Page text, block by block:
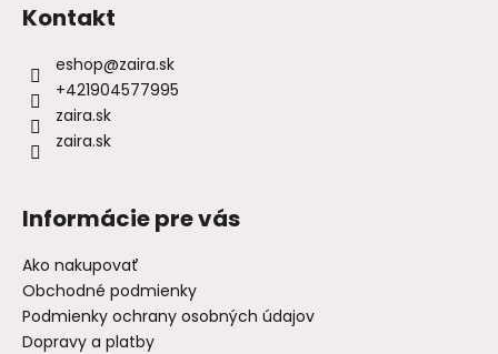
Kontakt
eshop@zaira.sk
+421904577995
zaira.sk
zaira.sk
Informácie pre vás
Ako nakupovať
Obchodné podmienky
Podmienky ochrany osobných údajov
Dopravy a platby